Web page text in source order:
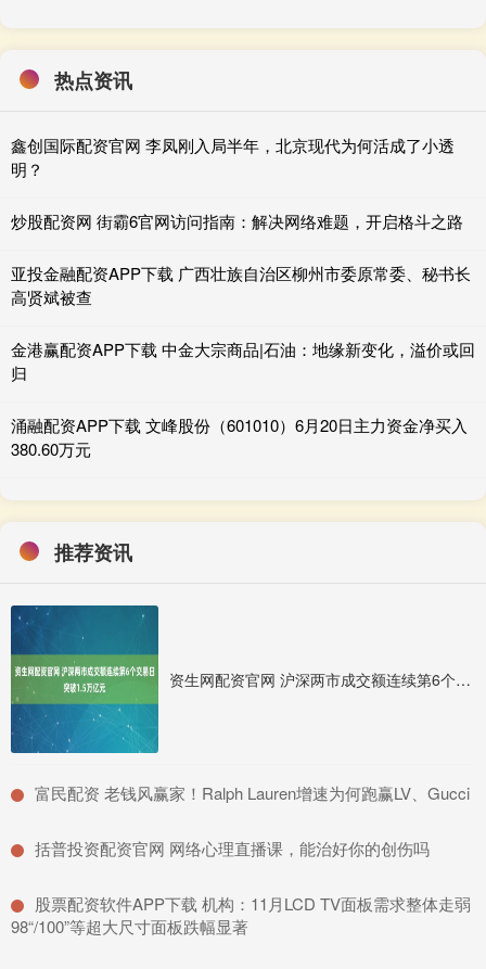
热点资讯
鑫创国际配资官网 李凤刚入局半年，北京现代为何活成了小透
明？
炒股配资网 街霸6官网访问指南：解决网络难题，开启格斗之路
亚投金融配资APP下载 广西壮族自治区柳州市委原常委、秘书长
高贤斌被查
金港赢配资APP下载 中金大宗商品|石油：地缘新变化，溢价或回
归
涌融配资APP下载 文峰股份（601010）6月20日主力资金净买入
380.60万元
推荐资讯
资生网配资官网 沪深两市成交额连续第6个交易日突破1.5万亿元
​富民配资 老钱风赢家！Ralph Lauren增速为何跑赢LV、Gucci
​括普投资配资官网 网络心理直播课，能治好你的创伤吗
​股票配资软件APP下载 机构：11月LCD TV面板需求整体走弱
98“/100”等超大尺寸面板跌幅显著